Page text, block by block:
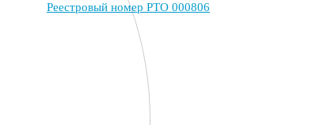
Реестровый номер РТО 000806